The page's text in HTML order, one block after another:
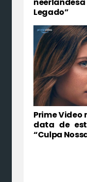
Legado”
Prime Video
data de
“Culpa